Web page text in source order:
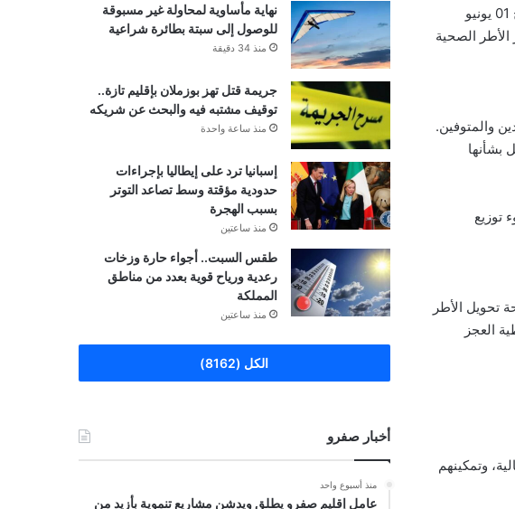
رفع المكتب النقابي للكونفدرالية الديمقراطية للشغل بالمركز الاستشفائي الإقليمي محمد الخامس بصفرو، بتاريخ 01 يونيو
الصحية
والمتوفين.
بشأنها
توزيع
تحويل الأطر
العجز
وتمكينهم
نهاية مأساوية لمحاولة غير مسبوقة
للوصول إلى سبتة بطائرة شراعية
منذ 34 دقيقة
جريمة قتل تهز بوزملان بإقليم تازة..
توقيف مشتبه فيه والبحث عن شريكه
منذ ساعة واحدة
إسبانيا ترد على إيطاليا بإجراءات
حدودية مؤقتة وسط تصاعد التوتر
بسبب الهجرة
منذ ساعتين
طقس السبت.. أجواء حارة وزخات
رعدية ورياح قوية بعدد من مناطق
المملكة
منذ ساعتين
الكل (8162)
أخبار صفرو
منذ أسبوع واحد
عامل إقليم صفرو يطلق ويدشن مشاريع تنموية بأزيد من